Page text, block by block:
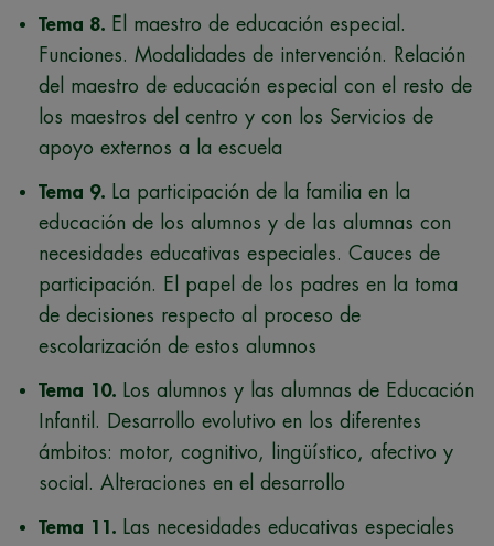
Tema 8. El maestro de educación especial.
Funciones. Modalidades de intervención. Relación
del maestro de educación especial con el resto de
los maestros del centro y con los Servicios de
apoyo externos a la escuela
Tema 9. La participación de la familia en la
educación de los alumnos y de las alumnas con
necesidades educativas especiales. Cauces de
participación. El papel de los padres en la toma
de decisiones respecto al proceso de
escolarización de estos alumnos
Tema 10. Los alumnos y las alumnas de Educación
Infantil. Desarrollo evolutivo en los diferentes
ámbitos: motor, cognitivo, lingüístico, afectivo y
social. Alteraciones en el desarrollo
Tema 11. Las necesidades educativas especiales